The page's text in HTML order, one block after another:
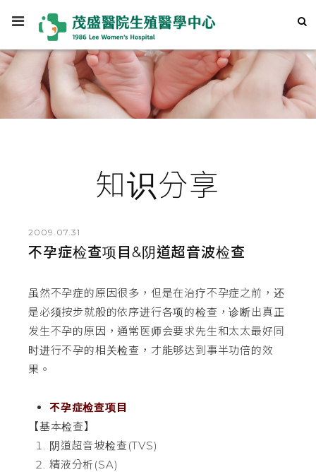
知识分享
2009.07.31
不孕症检查项目&阴道超音波检查
虽然不孕症的原因很多，但是在治疗不孕症之前，还
是必须按步就般的依序进行各项的检查，诊断出真正
发生不孕的原因，通常医师会要求先生和太太最好同
时进行不孕的相关检查，才能够达到事半功倍的效
果。
不孕症检查项目
【基本检查】
阴道超音坡检查(TVS)
精液分析(SA)